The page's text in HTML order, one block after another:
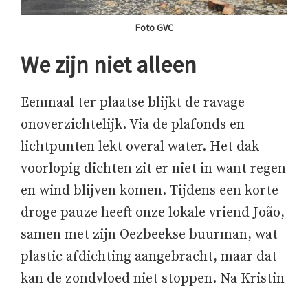
Foto GVC
We zijn niet alleen
Eenmaal ter plaatse blijkt de ravage
onoverzichtelijk. Via de plafonds en
lichtpunten lekt overal water. Het dak
voorlopig dichten zit er niet in want regen
en wind blijven komen. Tijdens een korte
droge pauze heeft onze lokale vriend João,
samen met zijn Oezbeekse buurman, wat
plastic afdichting aangebracht, maar dat
kan de zondvloed niet stoppen. Na Kristin